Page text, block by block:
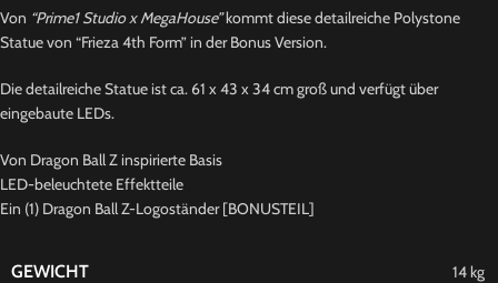
Von “Prime1 Studio x MegaHouse”kommt diese detailreiche Polystone
Statue von “Frieza 4th Form” in der Bonus Version.
Die detailreiche Statue ist ca. 61 x 43 x 34 cm groß und verfügt über
eingebaute LEDs.
Von Dragon Ball Z inspirierte Basis
LED-beleuchtete Effektteile
Ein (1) Dragon Ball Z-Logoständer [BONUSTEIL]
GEWICHT 14 kg